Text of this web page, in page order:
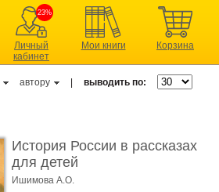
23%
Личный
кабинет
Мои книги Корзина
автору выводить по:
История России в рассказах
для детей
Ишимова А.О.